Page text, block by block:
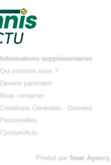
Informations supplémentaires
Qui sommes-nous ?
Devenir partenaire
Nous contacter
Conditions Générales
Données
Personnelles
Cyclism'Actu
Produit par Swar Agency.